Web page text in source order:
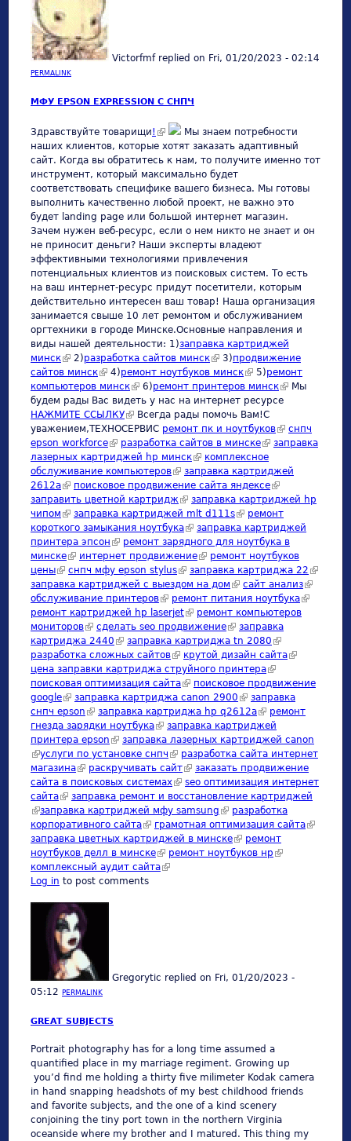
Victorfmfreplied on Fri, 01/20/2023 - 02:14
PERMALINK
МФУ EPSON EXPRESSION С СНПЧ
Здравствуйте товарищи! (link is external)
Мы знаем потребности
наших клиентов, которые хотят заказать адаптивный
сайт. Когда вы обратитесь к нам, то получите именно тот
инструмент, который максимально будет
соответствовать специфике вашего бизнеса. Мы готовы
выполнить качественно любой проект, не важно это
будет landing page или большой интернет магазин.
Зачем нужен веб-ресурс, если о нем никто не знает и он
не приносит деньги? Наши эксперты владеют
эффективными технологиями привлечения
потенциальных клиентов из поисковых систем. То есть
на ваш интернет-ресурс придут посетители, которым
действительно интересен ваш товар! Наша организация
занимается свыше 10 лет ремонтом и обслуживанием
оргтехники в городе Минске.Основные направления и
виды нашей деятельности: 1)заправка картриджей
минск(link is external)
2)разработка сайтов минск(link is external)
3)продвижение
сайтов минск(link is external)
4)ремонт ноутбуков минск(link is external)
5)ремонт
компьютеров минск(link is external)
6)ремонт принтеров минск(link is
external)
Мы
будем рады Вас видеть у нас на интернет ресурсе
НАЖМИТЕ ССЫЛКУ(link is external)
Всегда рады помочь Вам!С
уважением,ТЕХНОСЕРВИC ремонт пк и ноутбуков(link is
external)
снпч
epson workforce(link is external)
разработка сайтов в минске(link is external)
заправка
лазерных картриджей hp минск(link is external)
комплексное
обслуживание компьютеров(link is external)
заправка картриджей
2612а(link is external)
поисковое продвижение сайта яндексе(link is external)
заправить цветной картридж (link is external)
заправка картриджей hp
чипом (link is external)
заправка картриджей mlt d111s(link is external)
ремонт
короткого замыкания ноутбука(link is external)
заправка картриджей
принтера эпсон (link is external)
ремонт зарядного для ноутбука в
минске(link is external)
интернет продвижение(link is external)
ремонт ноутбуков
цены(link is external)
снпч мфу epson stylus(link is external)
заправка картриджа 22 (link is
external)
заправка картриджей с выездом на дом (link is external)
сайт анализ(link is
external)
обслуживание принтеров(link is external)
ремонт питания ноутбука(link is
external)
ремонт картриджей hp laserjet(link is external)
ремонт компьютеров
мониторов(link is external)
сделать seo продвижение(link is external)
заправка
картриджа 2440 (link is external)
заправка картриджа tn 2080 (link is external)
разработка сложных сайтов(link is external)
крутой дизайн сайта(link is
цена заправки картриджа струйного принтера(link is external)
поисковая оптимизация сайта(link is external)
поисковое продвижение
google(link is external)
заправка картриджа canon 2900 (link is external)
заправка
снпч epson (link is external)
заправка картриджа hp q2612a(link is external)
ремонт
гнезда зарядки ноутбука(link is external)
заправка картриджей
принтера epson (link is external)
заправка лазерных картриджей canon
(link is external)
услуги по установке снпч (link is external)
разработка сайта интернет
магазина(link is external)
раскручивать сайт(link is external)
заказать продвижение
сайта в поисковых системах(link is external)
seo оптимизация интернет
сайта(link is external)
заправка ремонт и восстановление картриджей
(link is external)
заправка картриджей мфу samsung (link is external)
разработка
корпоративного сайта(link is external)
грамотная оптимизация сайта(link is
заправка цветных картриджей в минске(link is external)
ремонт
ноутбуков делл в минске(link is external)
ремонт ноутбуков нр (link is external)
комплексный аудит сайта(link is external)
Log in to post comments
Gregorytic replied on Fri, 01/20/2023 -
05:12 PERMALINK
GREAT SUBJECTS
Portrait photography has for a long time assumed a
quantified place in my marriage regiment. Growing up
you’d find me holding a thirty five milimeter Kodak camera
in hand snapping headshots of my best childhood friends
and favorite subjects, and the one of a kind scenery
conjoining the tiny port town in the northern Virginia
oceanside where my brother and I matured. This thing my